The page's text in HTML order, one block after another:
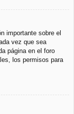
importante sobre el
vez que sea
página en el foro
los permisos para